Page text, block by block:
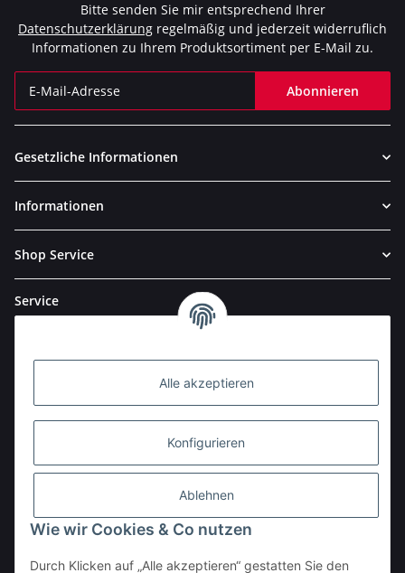
Alle akzeptieren
Konfigurieren
Ablehnen
Wie wir Cookies & Co nutzen
Durch Klicken auf „Alle akzeptieren“ gestatten Sie den
Bitte senden Sie mir entsprechend Ihrer
Datenschutzerklärung regelmäßig und jederzeit widerruflich
Informationen zu Ihrem Produktsortiment per E-Mail zu.
Abonnieren
Gesetzliche Informationen
Informationen
Shop Service
Service